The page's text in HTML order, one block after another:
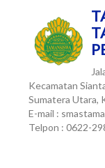
Kecamatan
Sumatera Utara,
E-mail :
Telpon : 0622-